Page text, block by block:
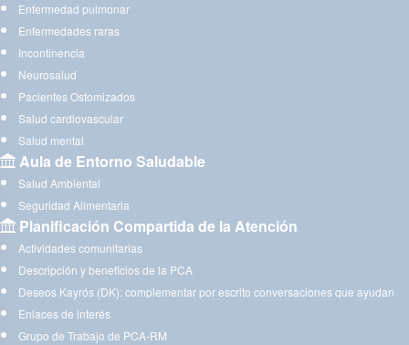
Enfermedad pulmonar
Enfermedades raras
Incontinencia
Neurosalud
Pacientes Ostomizados
Salud cardiovascular
Salud mental
Aula de Entorno Saludable
Salud Ambiental
Seguridad Alimentaria
Planificación Compartida de la Atención
Actividades comunitarias
Descripción y beneficios de la PCA
Deseos Kayrós (DK): complementar por escrito conversaciones que ayudan
Enlaces de interés
Grupo de Trabajo de PCA-RM